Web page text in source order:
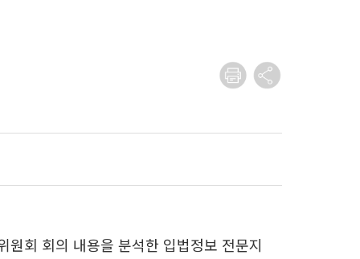
원회 회의 내용을 분석한 입법정보 전문지